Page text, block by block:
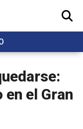
BUSCAR
el Gran